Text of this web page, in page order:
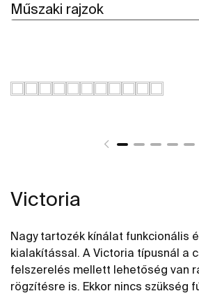
Műszaki rajzok
Victoria
Nagy tartozék kínálat funkcionális
kialakítással. A Victoria típusnál a
felszerelés mellett lehetőség van
rögzítésre is. Ekkor nincs szükség